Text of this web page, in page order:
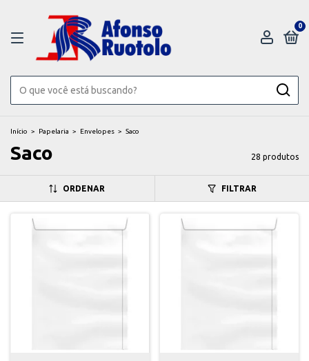
0
Início > Papelaria > Envelopes > Saco
Saco 28 produtos
ORDENAR FILTRAR